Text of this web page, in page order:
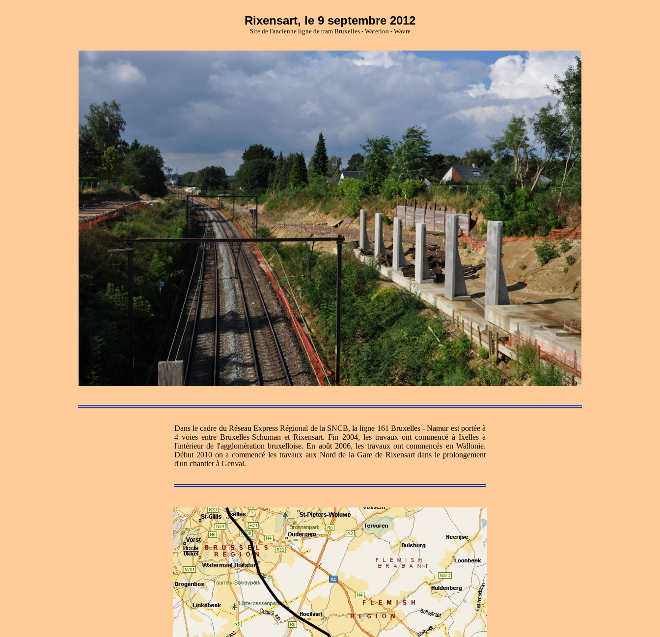
Rixensart, le 9 septembre 2012
Site de l'ancienne ligne de tram Bruxelles - Waterloo - Wavre
Dans le cadre du Réseau Express Régional de la SNCB, la ligne 161 Bruxelles - Namur est portée à
4 voies entre Bruxelles-Schuman et Rixensart. Fin 2004, les travaux ont commencé à Ixelles à
l'intérieur de l'agglomération bruxelloise. En août 2006, les travaux ont commencés en Wallonie.
Début 2010 on a commencé les travaux aux Nord de la Gare de Rixensart dans le prolongement
d'un chantier à Genval.